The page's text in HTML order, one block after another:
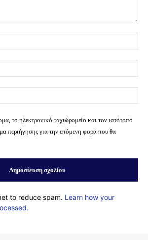
το ηλεκτρονικό ταχυδρομείο και τον ιστότοπό
περιήγησης για την επόμενη φορά που θα
to reduce spam. Learn how your